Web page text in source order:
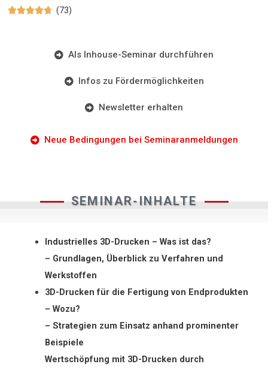
 (73)
Als Inhouse-Seminar durchführen
Infos zu Fördermöglichkeiten
Newsletter erhalten
Neue Bedingungen bei Seminaranmeldungen
SEMINAR-INHALTE
Industrielles 3D-Drucken – Was ist das?
– Grundlagen, Überblick zu Verfahren und
Werkstoffen
3D-Drucken für die Fertigung von Endprodukten
– Wozu?
– Strategien zum Einsatz anhand prominenter
Beispiele
Wertschöpfung mit 3D-Drucken durch